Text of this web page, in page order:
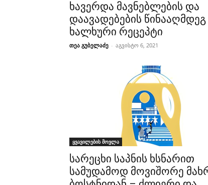
ხავერდა მავნებლების და
დაავადებების წინააღმდეგ
ხალხური რეცეპტი
თეა გუბელაძე - აგვისტო 6, 2021
ყვავილების მოვლა
სარეცხი საპნის ხსნარით
სამუდამოდ მოვიშორე